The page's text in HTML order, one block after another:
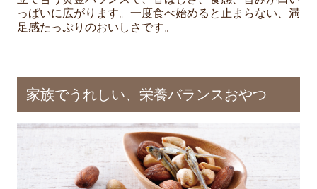
っぱいに広がります。一度食べ始めると止まらない、満
足感たっぷりのおいしさです。
家族でうれしい、栄養バランスおやつ